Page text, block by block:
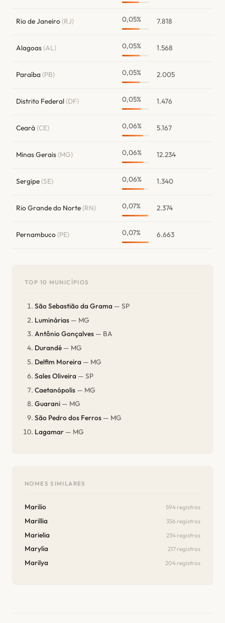
Rio de Janeiro(RJ) 0,05% 7.818
Alagoas(AL) 0,05% 1.568
Paraíba (PB) 0,05% 2.005
Distrito Federal(DF) 0,05% 1.476
Ceará (CE) 0,06% 5.167
Minas Gerais(MG) 0,06% 12.234
Sergipe(SE) 0,06% 1.340
Rio Grande do Norte(RN) 0,07% 2.374
Pernambuco(PE) 0,07% 6.663
TOP 10 MUNICÍPIOS
São Sebastião da Grama — SP
Luminárias — MG
Antônio Gonçalves — BA
Durandé — MG
Delfim Moreira — MG
Sales Oliveira — SP
Caetanópolis — MG
Guarani — MG
São Pedro dos Ferros — MG
Lagamar — MG
NOMES SIMILARES
Marilio 594 registros
Marillia 356 registros
Marielia 234 registros
Marylia 217 registros
Marilya 204 registros